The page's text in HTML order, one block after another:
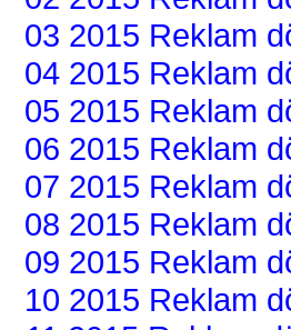
03 2015 Reklam
04 2015 Reklam
05 2015 Reklam
06 2015 Reklam
07 2015 Reklam
08 2015 Reklam
09 2015 Reklam
10 2015 Reklam